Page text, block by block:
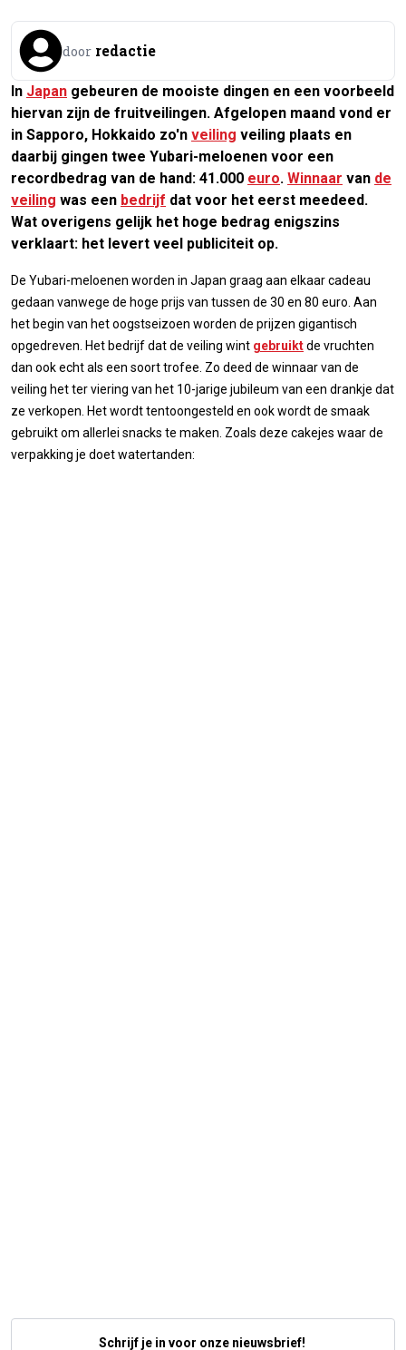
door redactie
In Japan gebeuren de mooiste dingen en een voorbeeld
hiervan zijn de fruitveilingen. Afgelopen maand vond er
in Sapporo, Hokkaido zo'n veiling veiling plaats en
daarbij gingen twee Yubari-meloenen voor een
recordbedrag van de hand: 41.000 euro. Winnaar van de
veiling was een bedrijf dat voor het eerst meedeed.
Wat overigens gelijk het hoge bedrag enigszins
verklaart: het levert veel publiciteit op.
De Yubari-meloenen worden in Japan graag aan elkaar cadeau
gedaan vanwege de hoge prijs van tussen de 30 en 80 euro. Aan
het begin van het oogstseizoen worden de prijzen gigantisch
opgedreven. Het bedrijf dat de veiling wint gebruiktde vruchten
dan ook echt als een soort trofee. Zo deed de winnaar van de
veiling het ter viering van het 10-jarige jubileum van een drankje dat
ze verkopen. Het wordt tentoongesteld en ook wordt de smaak
gebruikt om allerlei snacks te maken. Zoals deze cakejes waar de
verpakking je doet watertanden:
Schrijf je in voor onze nieuwsbrief!